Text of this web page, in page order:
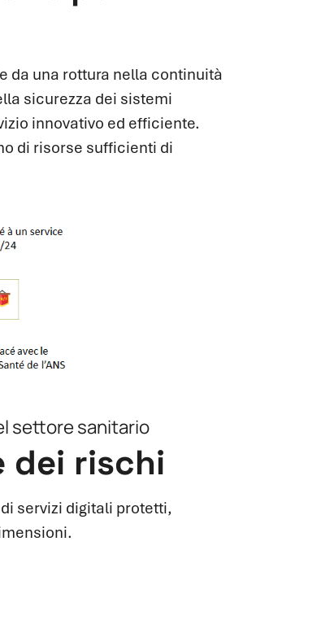
da una rottura nella continuità
sicurezza dei sistemi
innovativo ed efficiente.
di risorse sufficienti di
settore sanitario
dei rischi
servizi digitali protetti,